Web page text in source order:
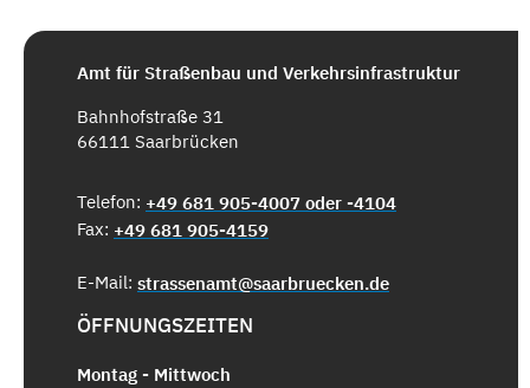
Amt für Straßenbau und Verkehrsinfrastruktur
Bahnhofstraße 31
66111 Saarbrücken
Telefon: +49 681 905-4007 oder -4104
Fax: +49 681 905-4159
E-Mail: strassenamt@saarbruecken.de
ÖFFNUNGSZEITEN
Montag - Mittwoch